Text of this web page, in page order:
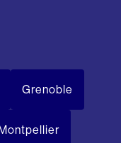
Grenoble
Montpellier